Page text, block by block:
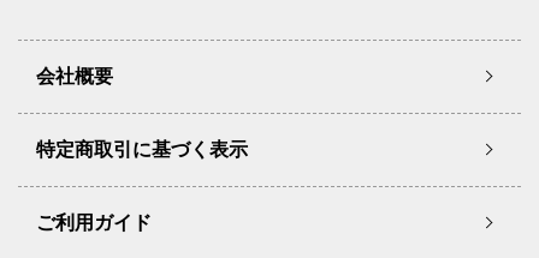
会社概要
特定商取引に基づく表示
ご利用ガイド